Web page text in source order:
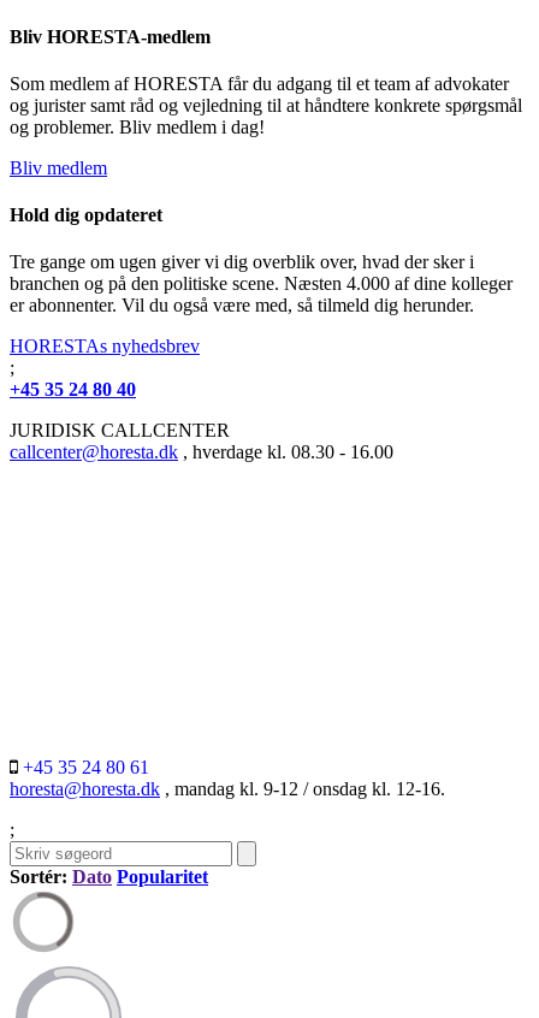
Bliv HORESTA-medlem
Som medlem af HORESTA får du adgang til et team af advokater
og jurister samt råd og vejledning til at håndtere konkrete spørgsmål
og problemer. Bliv medlem i dag!
Bliv medlem
Hold dig opdateret
Tre gange om ugen giver vi dig overblik over, hvad der sker i
branchen og på den politiske scene. Næsten 4.000 af dine kolleger
er abonnenter. Vil du også være med, så tilmeld dig herunder.
HORESTAs nyhedsbrev
;
+45 35 24 80 40
JURIDISK CALLCENTER
callcenter@horesta.dk , hverdage kl. 08.30 - 16.00
+45 35 24 80 61
horesta@horesta.dk , mandag kl. 9-12 / onsdag kl. 12-16.
;
Sortér: Dato Popularitet